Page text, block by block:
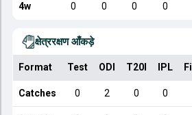
4w 0 0 0 0
क्षेत्ररक्षण आँकड़े
Format Test ODI T20I IPL
Catches 0 2 0 0